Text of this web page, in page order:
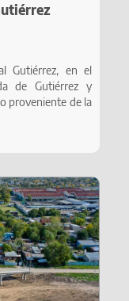
Gutiérrez, en el
de Gutiérrez y
proveniente de la